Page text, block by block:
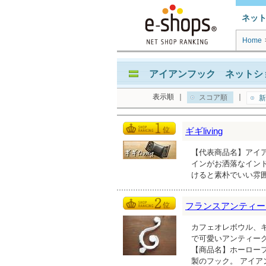
ネッ
Home
アイアンフック ネットシ
表示順 スコア順
ギギliving
【代表商品名】ア
インがお洒落なイン
けると素朴でいい雰
フランスアンティ
カフェオレボウル、
で可愛いアンティー
【商品名】ホーロ
製のフック。 アイア